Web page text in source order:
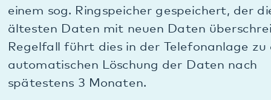
B.2. Datenverarbeitung durch den Besuch unserer
Webseite
B.2.a.) Allgemeines bei Besuch unserer Webseite:
Wenn Sie unsere Webseite besuchen, auch ohne